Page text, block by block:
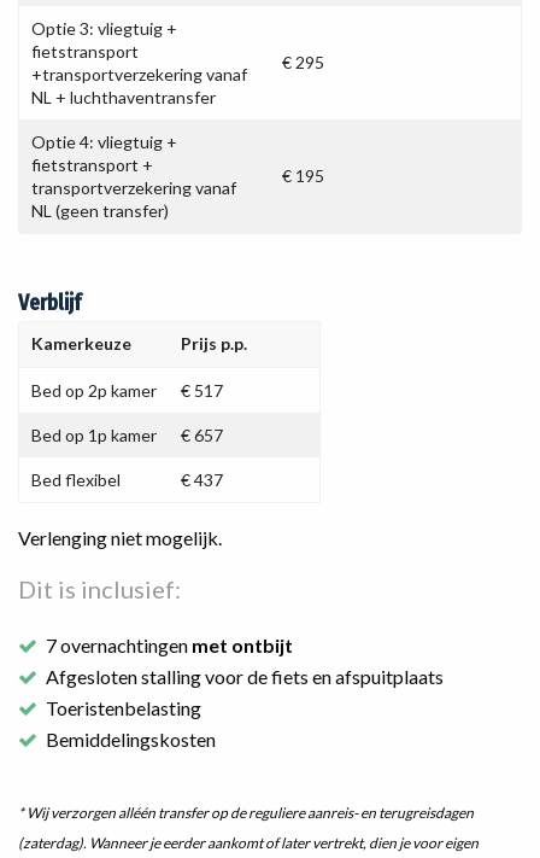
Optie 3: vliegtuig +
fietstransport
+transportverzekering vanaf
NL + luchthaventransfer
€ 295
Optie 4: vliegtuig +
fietstransport +
transportverzekering vanaf
NL (geen transfer)
€ 195
Verblijf
Kamerkeuze Prijs p.p.
Bed op 2p kamer € 517
Bed op 1p kamer € 657
Bed flexibel € 437
Verlenging niet mogelijk.
Dit is inclusief:
7 overnachtingen met ontbijt
Afgesloten stalling voor de fiets en afspuitplaats
Toeristenbelasting
Bemiddelingskosten
* Wij verzorgen alléén transfer op de reguliere aanreis- en terugreisdagen
(zaterdag). Wanneer je eerder aankomt of later vertrekt, dien je voor eigen